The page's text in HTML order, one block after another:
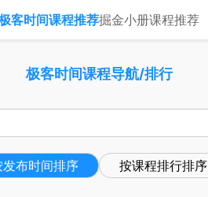
客时间课程推荐掘金小册课程推荐
极客时间课程导航/排行
发布时间排序 按课程排行排序